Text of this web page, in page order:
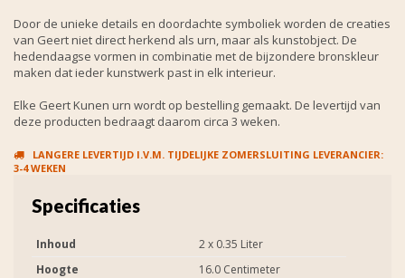
Door de unieke details en doordachte symboliek worden de creaties
van Geert niet direct herkend als urn, maar als kunstobject. De
hedendaagse vormen in combinatie met de bijzondere bronskleur
maken dat ieder kunstwerk past in elk interieur.
Elke Geert Kunen urn wordt op bestelling gemaakt. De levertijd van
deze producten bedraagt daarom circa 3 weken.
LANGERE LEVERTIJD I.V.M. TIJDELIJKE ZOMERSLUITING LEVERANCIER:
3-4 WEKEN
Specificaties
Inhoud
2 x 0.35 Liter
Hoogte
16.0 Centimeter